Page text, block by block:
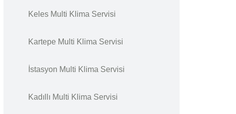
Keles Multi Klima Servisi
Kartepe Multi Klima Servisi
İstasyon Multi Klima Servisi
Kadıllı Multi Klima Servisi